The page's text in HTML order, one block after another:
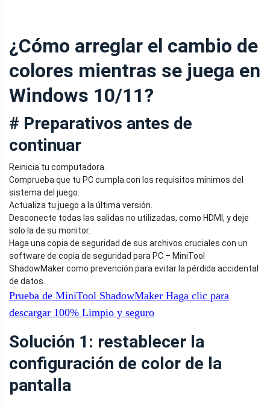
¿Cómo arreglar el cambio de
colores mientras se juega en
Windows 10/11?
# Preparativos antes de
continuar
Reinicia tu computadora.
Comprueba que tu PC cumpla con los requisitos mínimos del
sistema del juego.
Actualiza tu juego a la última versión.
Desconecte todas las salidas no utilizadas, como HDMI, y deje
solo la de su monitor.
Haga una copia de seguridad de sus archivos cruciales con un
software de copia de seguridad para PC – MiniTool
ShadowMaker como prevención para evitar la pérdida accidental
de datos.
Prueba de MiniTool ShadowMaker Haga clic para
descargar 100% Limpio y seguro
Solución 1: restablecer la
configuración de color de la
pantalla